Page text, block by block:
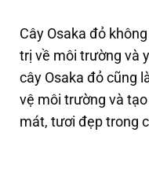
Cây Osaka đỏ
trị về môi trường và
cây Osaka đỏ cũng
vệ môi trường và
mát, tươi đẹp trong